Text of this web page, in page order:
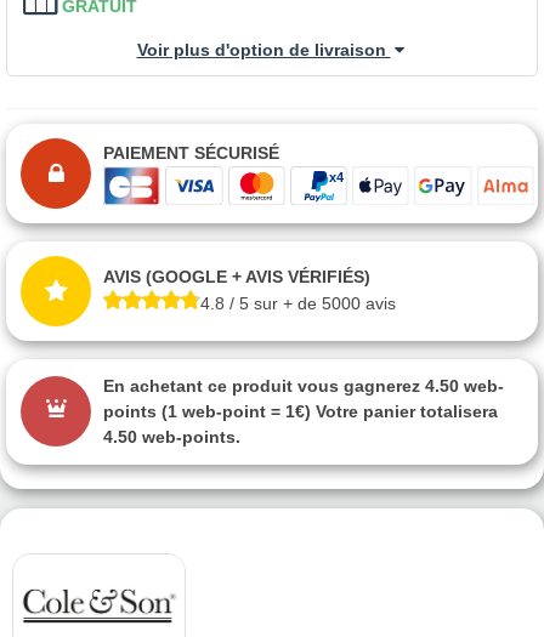
GRATUIT
Voir plus d'option de livraison
PAIEMENT SÉCURISÉ
AVIS (GOOGLE + AVIS VÉRIFIÉS)
4.8 / 5 sur + de 5000 avis
En achetant ce produit vous gagnerez 4.50 web-
points (1 web-point = 1€) Votre panier totalisera
4.50 web-points.